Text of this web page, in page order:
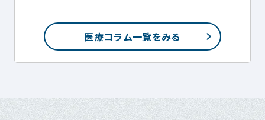
医療コラム一覧をみる